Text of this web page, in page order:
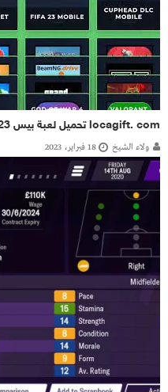
locagift. com تحميل لعبة بيس 2023 مجانا
ولاء الشيخ 18 فبراير، 2023